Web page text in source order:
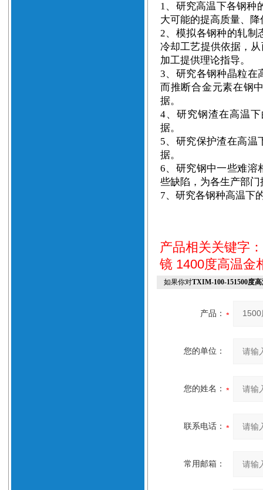
1、研究高温下各钢种
大可能的提高质量、
2、模拟各钢种的轧制
冷却工艺提供依据，
加工提供理论指导。
3、研究各钢种晶粒在
而推断合金元素在钢
据。
4、研究钢渣在高温
据。
5、研究保护渣在高温
据。
6、研究钢中一些难溶
些缺陷，为各生产部门
7、研究各钢种高温下
产品相关关键字
镜 1400度高温金
如果你对TXIM-100-151500度
产品：
您的单位：
您的姓名：
联系电话：
常用邮箱：